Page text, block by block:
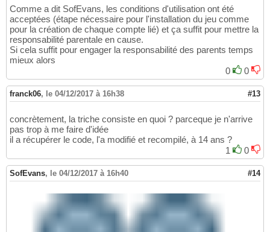
Comme a dit SofEvans, les conditions d'utilisation ont été
acceptées (étape nécessaire pour l'installation du jeu comme
pour la création de chaque compte lié) et ça suffit pour mettre la
responsabilité parentale en cause.
Si cela suffit pour engager la responsabilité des parents temps
mieux alors
0
0
franck06, le 04/12/2017 à 16h38 #13
concrètement, la triche consiste en quoi ? parceque je n'arrive
pas trop à me faire d'idée
il a récupérer le code, l'a modifié et recompilé, à 14 ans ?
1
0
SofEvans, le 04/12/2017 à 16h40 #14